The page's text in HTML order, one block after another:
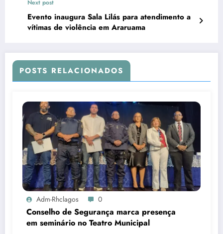
Next post
Evento inaugura Sala Lilás para atendimento a
vítimas de violência em Araruama
POSTS RELACIONADOS
Adm-Rhclagos 0
Conselho de Segurança marca presença
em seminário no Teatro Municipal